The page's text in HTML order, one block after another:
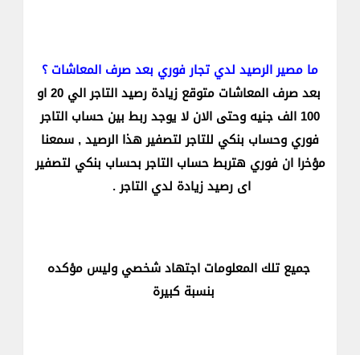
ما مصير الرصيد لدي تجار فوري بعد صرف المعاشات ؟
بعد صرف المعاشات متوقع زيادة رصيد التاجر الي 20 او
100 الف جنيه وحتى الان لا يوجد ربط بين حساب التاجر
فوري وحساب بنكي للتاجر لتصفير هذا الرصيد , سمعنا
مؤخرا ان فوري هتربط حساب التاجر بحساب بنكي لتصفير
اى رصيد زيادة لدي التاجر .
جميع تلك المعلومات اجتهاد شخصي وليس مؤكده
بنسبة كبيرة